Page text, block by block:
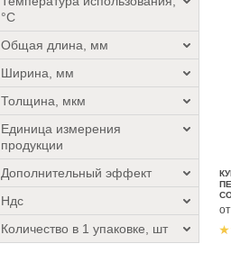
°C
Общая длина, мм
Ширина, мм
Толщина, мкм
Единица измерения
продукции
Дополнительный эффект
Ндс
Количество в 1 упаковке, шт
от